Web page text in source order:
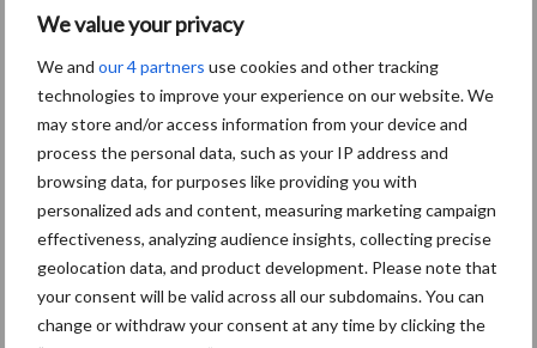
We value your privacy
We and our 4 partners use cookies and other tracking
technologies to improve your experience on our website. We
may store and/or access information from your device and
process the personal data, such as your IP address and
browsing data, for purposes like providing you with
personalized ads and content, measuring marketing campaign
effectiveness, analyzing audience insights, collecting precise
geolocation data, and product development. Please note that
your consent will be valid across all our subdomains. You can
change or withdraw your consent at any time by clicking the
voor mastitis
ForFarmers ziet volume en
marktaandeel groeien in
krimpende Nederlandse
markt
Diergezondheid Bemesting Fokkerij